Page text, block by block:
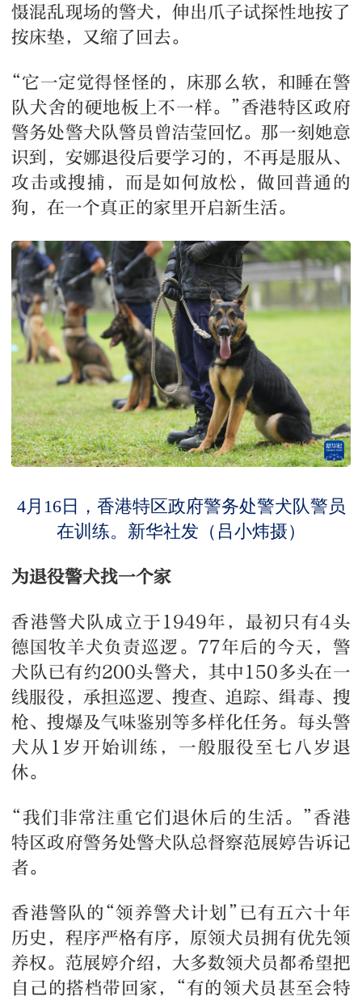
慑混乱现场的警犬，伸出爪子试探性地按了
按床垫，又缩了回去。
“它一定觉得怪怪的，床那么软，和睡在警
队犬舍的硬地板上不一样。”香港特区政府
警务处警犬队警员曾洁莹回忆。那一刻她意
识到，安娜退役后要学习的，不再是服从、
攻击或搜捕，而是如何放松，做回普通的
狗，在一个真正的家里开启新生活。
4月16日，香港特区政府警务处警犬队警员
在训练。新华社发（吕小炜摄）
为退役警犬找一个家
香港警犬队成立于1949年，最初只有4头
德国牧羊犬负责巡逻。77年后的今天，警
犬队已有约200头警犬，其中150多头在一
线服役，承担巡逻、搜查、追踪、缉毒、搜
枪、搜爆及气味鉴别等多样化任务。每头警
犬从1岁开始训练，一般服役至七八岁退
休。
“我们非常注重它们退休后的生活。”香港
特区政府警务处警犬队总督察范展婷告诉记
者。
香港警队的“领养警犬计划”已有五六十年
历史，程序严格有序，原领犬员拥有优先领
养权。范展婷介绍，大多数领犬员都希望把
自己的搭档带回家，“有的领犬员甚至会特